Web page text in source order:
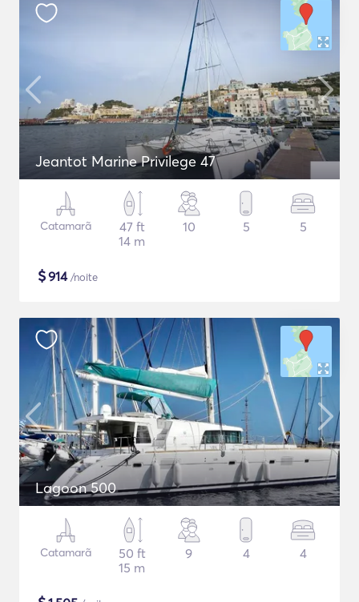
Jeantot Marine Privilege 47
Catamarã
47 ft
14 m
10 5 5
$914/noite
Lagoon 500
Catamarã
50 ft
15 m
9 4 4